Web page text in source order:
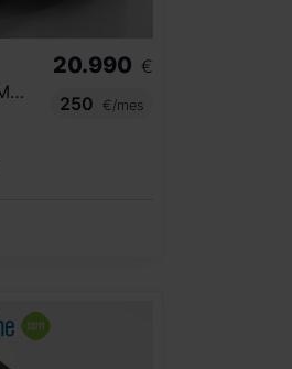
1.0 T GDI 74KW (100CV) MHEV DRIVE DCT
20.990 €
250
€/mes